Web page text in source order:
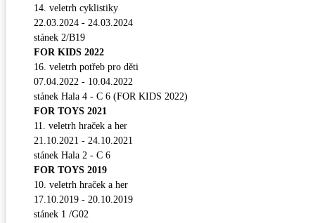
14. veletrh cyklistiky
22.03.2024 - 24.03.2024
stánek 2/B19
FOR KIDS 2022
16. veletrh potřeb pro děti
07.04.2022 - 10.04.2022
stánek Hala 4 - C 6 (FOR KIDS 2022)
FOR TOYS 2021
11. veletrh hraček a her
21.10.2021 - 24.10.2021
stánek Hala 2 - C 6
FOR TOYS 2019
10. veletrh hraček a her
17.10.2019 - 20.10.2019
stánek 1 /G02